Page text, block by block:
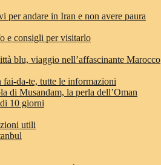
per andare in Iran e non avere paura
e consigli per visitarlo
blu, viaggio nell’affascinante Marocco
da-te, tutte le informazioni
di Musandam, la perla dell’Oman
10 giorni
utili